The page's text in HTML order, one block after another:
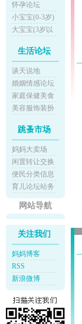
怀孕论坛
小宝宝(0-3岁)
大宝宝(3岁以
生活论坛
谈天说地
婚姻情感论坛
家庭保健美食
美容服饰装扮
跳蚤市场
妈妈大卖场
闲置转让交换
便民分类信息
育儿论坛站务
网站导航
关注我们
妈妈博客
RSS
新浪微博